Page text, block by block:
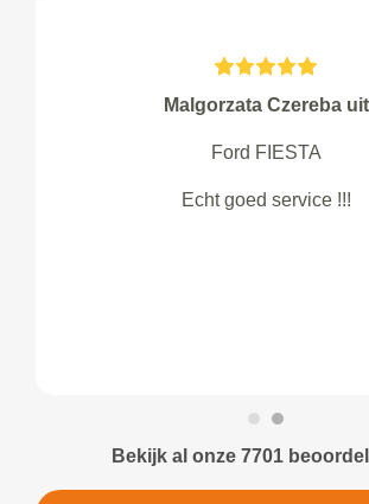
Malgorzata Czereba uit
Ford FIESTA
Echt goed service !!!
Bekijk al onze 7701